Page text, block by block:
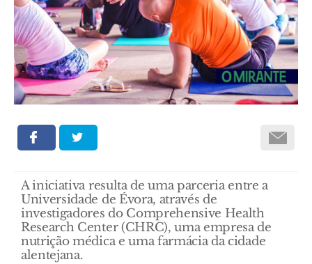
A iniciativa resulta de uma parceria entre a
Universidade de Évora, através de
investigadores do Comprehensive Health
Research Center (CHRC), uma empresa de
nutrição médica e uma farmácia da cidade
alentejana.